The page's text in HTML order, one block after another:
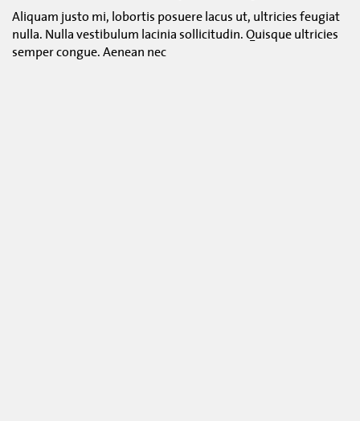
Aliquam justo mi, lobortis posuere lacus ut, ultricies feugiat
nulla. Nulla vestibulum lacinia sollicitudin. Quisque ultricies
semper congue. Aenean nec